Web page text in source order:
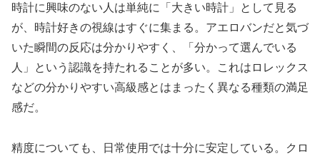
時計に興味のない人は単純に「大きい時計」として見る
が、時計好きの視線はすぐに集まる。アエロバンだと気づ
いた瞬間の反応は分かりやすく、「分かって選んでいる
人」という認識を持たれることが多い。これはロレックス
などの分かりやすい高級感とはまったく異なる種類の満足
感だ。
精度についても、日常使用では十分に安定している。クロ